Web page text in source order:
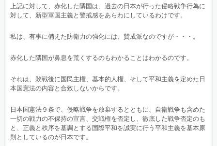
上記に対して、赤化した隣国は、過去の日本が行った侵略戦争行為に
対して、新型軍国主義と警戒感をあらわにしているわけです。
私は、有事に備えた防衛力の強化には、賛成派なのですが・・・。
赤化した隣国が鼻息を荒くするのもわかることはわかるのです。
それは、敗戦後に国民主権、基本的人権、そして平和主義を定めた日
本国憲法の内容と合致しないからです。
日本国憲法９条で、侵略戦争を放棄するとともに、自衛戦争も含めた
一切の戦力の不保持の宣言、交戦権を否定し、徹底した戦争否定のも
と、正義と秩序を基調とする国際平和を誠実に行う平和主義を基本原
則としているのが日本です。